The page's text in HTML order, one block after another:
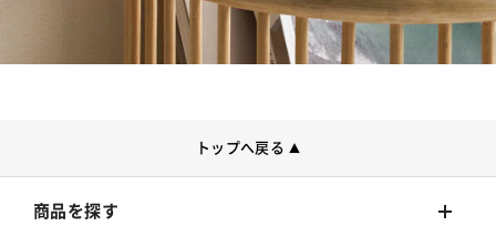
トップへ戻る ▲
商品を探す